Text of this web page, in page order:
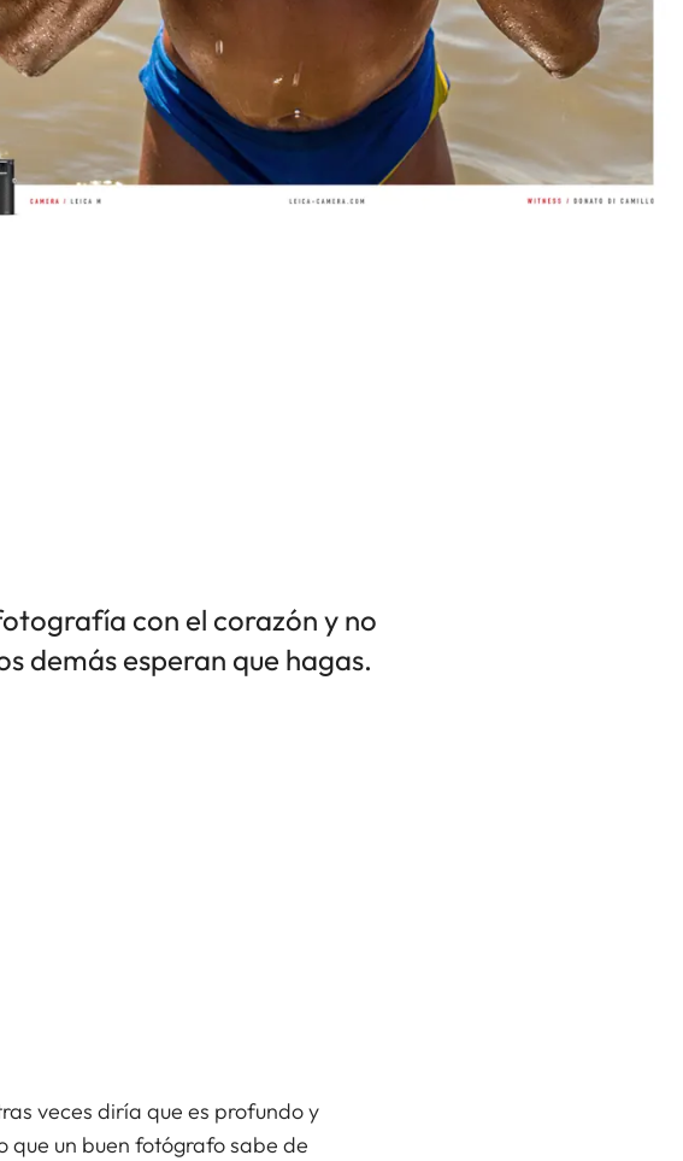
con el corazón y no
demás esperan que hagas.
veces diría que es profundo y
un buen fotógrafo sabe de